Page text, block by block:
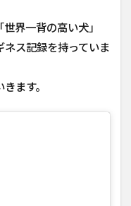
界一背の高い犬」
ネス記録を持っていま
ます。